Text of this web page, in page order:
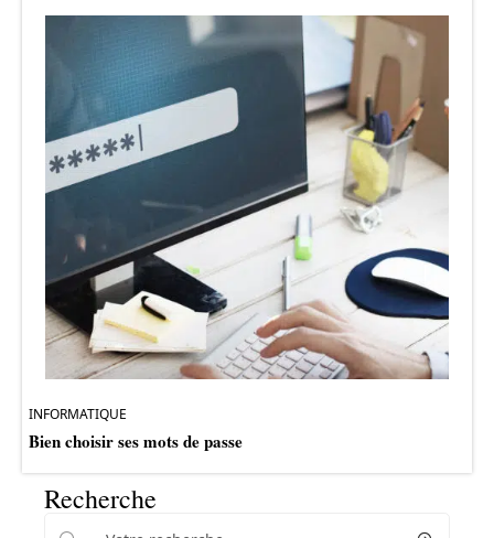
INFORMATIQUE
Bien choisir ses mots de passe
Recherche